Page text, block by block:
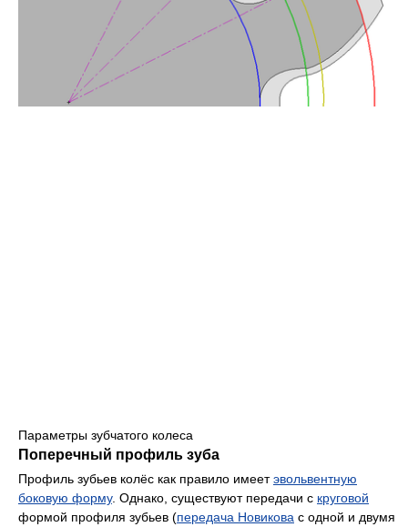
Параметры зубчатого колеса
Поперечный профиль зуба
Профиль зубьев колёс как правило имеетэвольвентную
боковую форму. Однако, существуют передачи с круговой
формой профиля зубьев (передача Новикова с одной и двумя